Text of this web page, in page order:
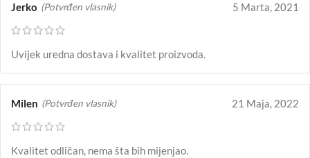
Jerko (Potvrđen vlasnik) 5 Marta, 2021
Uvijek uredna dostava i kvalitet proizvoda.
Milen (Potvrđen vlasnik) 21 Maja, 2022
Kvalitet odličan, nema šta bih mijenjao.